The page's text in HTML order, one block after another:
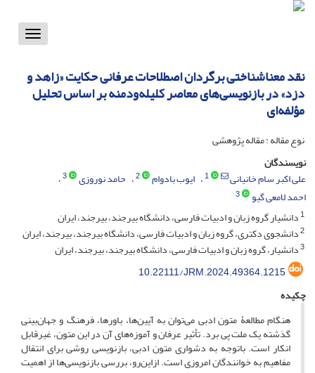
Toggle
نقد معناشناختی برگردان اصطلاحات عرفانی حکایت «زاهد و
دزد» در بازنویسی‌های معاصر کلیله‌ودمنه بر اساس تحلیل
مؤلفه‌ای
نوع مقاله : مقاله پژوهشی
نویسندگان
علی اکبر سام خانیانی
1 ایوب بادوام 2 حامد نوروزی 3
احمد لامعی گیو
3
1دانشیار گروه زبان و ادبیات فارسی، دانشگاه بیرجند، بیرجند، ایران
2دانشجوی دکتری، گروه زبان و ادبیات فارسی، دانشگاه بیرجند، بیرجند، ایران
3دانشیار، گروه زبان و ادبیات فارسی، دانشگاه بیرجند، بیرجند، ایران
10.22111/JRM.2024.49364.1215
چکیده
هنگام مطالعۀ متون ادبی می‌توان به آیین‌ها، باورها، فرهنگ و جهان‌بینی
گذشته یک ملت پی برد. تأثیر عرفان و آموزه‌های آن در این متون، غیرقابل
انکار است. باتوجه‌ به دشواری متون ادبی، بازنویسی روشی برای انتقال
مفاهیم به خوانندگان امروزی است. ازاین‌رو، بررسی بازنویسی‌ها از اهمیت